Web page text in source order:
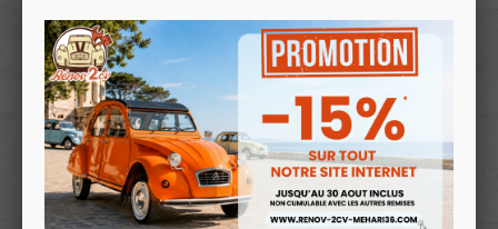
Souscrire
au clubRenov 2cv
Se monte sur les modèles SEIMA.